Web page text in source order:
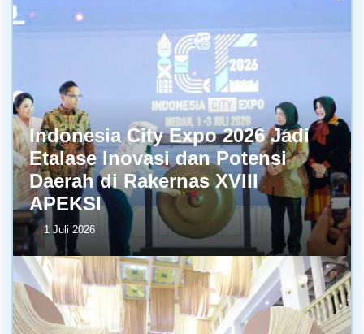
Indonesia City Expo 2026 Jadi
Etalase Inovasi dan Potensi
Daerah di Rakernas XVIII
APEKSI
1 Juli 2026